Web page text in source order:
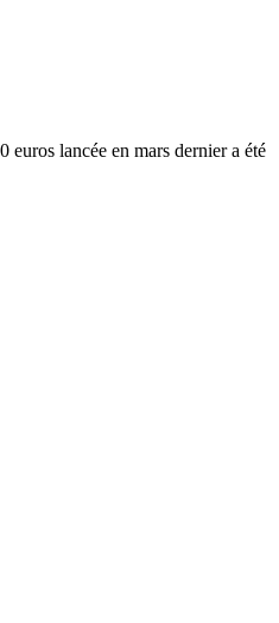
lancée en mars dernier a été